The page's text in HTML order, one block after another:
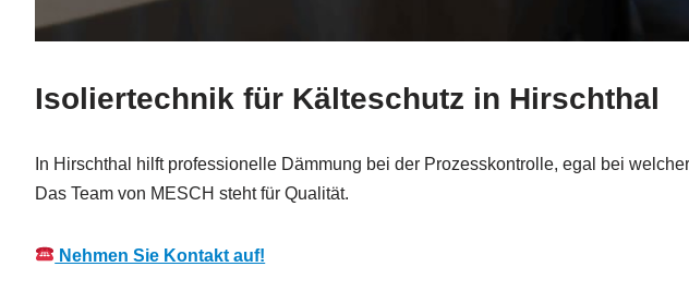
Isoliertechnik für Kälteschutz in Hirschthal
In Hirschthal hilft professionelle Dämmung bei der Prozesskontrolle, egal bei
Das Team von MESCH steht für Qualität.
Nehmen Sie Kontakt auf!